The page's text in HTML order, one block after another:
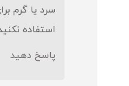
سرد یا گرم
استفاده
پاسخ دهید